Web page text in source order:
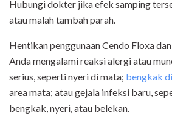
Hubungi dokter jika efek samping
atau malah tambah parah.
Hentikan penggunaan Cendo Floxa
Anda mengalami reaksi alergi atau
serius, seperti nyeri di mata; bengkak
area mata; atau gejala infeksi baru,
bengkak, nyeri, atau belekan.